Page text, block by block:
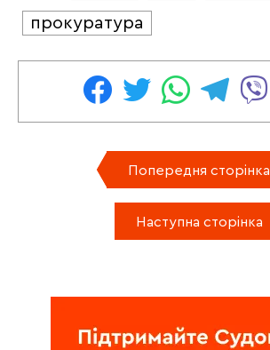
прокуратура
Попередня сторінка
Наступна сторінка